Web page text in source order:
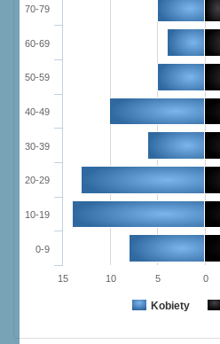
Kobiety
0-9
10-19
20-29
30-39
40-49
50-59
60-69
70-79
15 10 5 0